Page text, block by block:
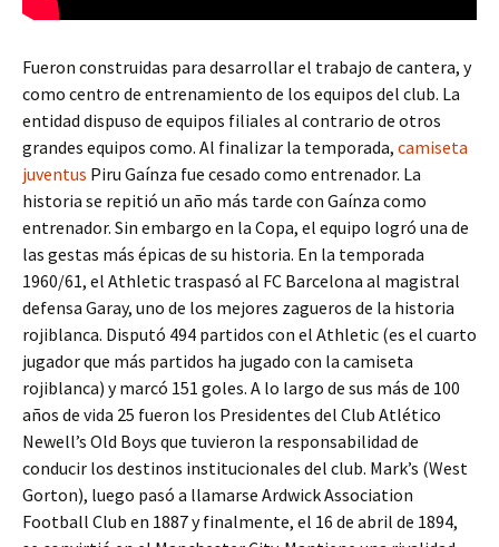
Fueron construidas para desarrollar el trabajo de cantera, y
como centro de entrenamiento de los equipos del club. La
entidad dispuso de equipos filiales al contrario de otros
grandes equipos como. Al finalizar la temporada, camiseta
juventus Piru Gaínza fue cesado como entrenador. La
historia se repitió un año más tarde con Gaínza como
entrenador. Sin embargo en la Copa, el equipo logró una de
las gestas más épicas de su historia. En la temporada
1960/61, el Athletic traspasó al FC Barcelona al magistral
defensa Garay, uno de los mejores zagueros de la historia
rojiblanca. Disputó 494 partidos con el Athletic (es el cuarto
jugador que más partidos ha jugado con la camiseta
rojiblanca) y marcó 151 goles. A lo largo de sus más de 100
años de vida 25 fueron los Presidentes del Club Atlético
Newell’s Old Boys que tuvieron la responsabilidad de
conducir los destinos institucionales del club. Mark’s (West
Gorton), luego pasó a llamarse Ardwick Association
Football Club en 1887 y finalmente, el 16 de abril de 1894,